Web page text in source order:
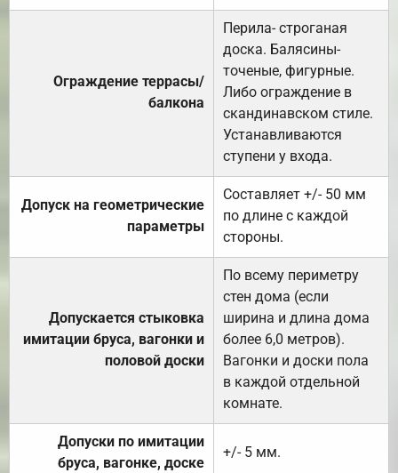
Ограждение террасы/
балкона
Перила- строганая
доска. Балясины-
точеные, фигурные.
Либо ограждение в
скандинавском стиле.
Устанавливаются
ступени у входа.
Допуск на геометрические
параметры
Составляет +/- 50 мм
по длине с каждой
стороны.
Допускается стыковка
имитации бруса, вагонки и
половой доски
По всему периметру
стен дома (если
ширина и длина дома
более 6,0 метров).
Вагонки и доски пола
в каждой отдельной
комнате.
Допуски по имитации
бруса, вагонке, доске
+/- 5 мм.